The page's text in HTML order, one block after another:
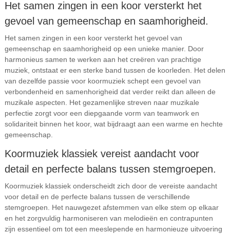
Het samen zingen in een koor versterkt het
gevoel van gemeenschap en saamhorigheid.
Het samen zingen in een koor versterkt het gevoel van
gemeenschap en saamhorigheid op een unieke manier. Door
harmonieus samen te werken aan het creëren van prachtige
muziek, ontstaat er een sterke band tussen de koorleden. Het delen
van dezelfde passie voor koormuziek schept een gevoel van
verbondenheid en samenhorigheid dat verder reikt dan alleen de
muzikale aspecten. Het gezamenlijke streven naar muzikale
perfectie zorgt voor een diepgaande vorm van teamwork en
solidariteit binnen het koor, wat bijdraagt aan een warme en hechte
gemeenschap.
Koormuziek klassiek vereist aandacht voor
detail en perfecte balans tussen stemgroepen.
Koormuziek klassiek onderscheidt zich door de vereiste aandacht
voor detail en de perfecte balans tussen de verschillende
stemgroepen. Het nauwgezet afstemmen van elke stem op elkaar
en het zorgvuldig harmoniseren van melodieën en contrapunten
zijn essentieel om tot een meeslepende en harmonieuze uitvoering